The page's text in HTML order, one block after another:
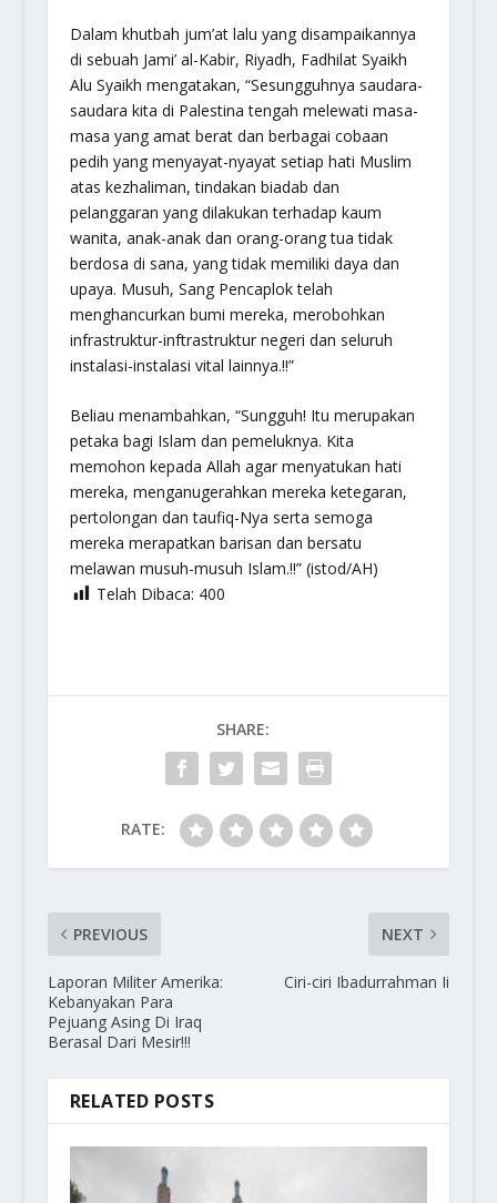
Dalam khutbah jum’at lalu yang disampaikannya
di sebuah Jami’ al-Kabir, Riyadh, Fadhilat Syaikh
Alu Syaikh mengatakan, “Sesungguhnya saudara-
saudara kita di Palestina tengah melewati masa-
masa yang amat berat dan berbagai cobaan
pedih yang menyayat-nyayat setiap hati Muslim
atas kezhaliman, tindakan biadab dan
pelanggaran yang dilakukan terhadap kaum
wanita, anak-anak dan orang-orang tua tidak
berdosa di sana, yang tidak memiliki daya dan
upaya. Musuh, Sang Pencaplok telah
menghancurkan bumi mereka, merobohkan
infrastruktur-inftrastruktur negeri dan seluruh
instalasi-instalasi vital lainnya.!!”
Beliau menambahkan, “Sungguh! Itu merupakan
petaka bagi Islam dan pemeluknya. Kita
memohon kepada Allah agar menyatukan hati
mereka, menganugerahkan mereka ketegaran,
pertolongan dan taufiq-Nya serta semoga
mereka merapatkan barisan dan bersatu
melawan musuh-musuh Islam.!!” (istod/AH)
Telah Dibaca: 400
SHARE:
RATE:
PREVIOUS
Laporan Militer Amerika:
Kebanyakan Para
Pejuang Asing Di Iraq
Berasal Dari Mesir!!!
NEXT
Ciri-ciri Ibadurrahman Ii
RELATED POSTS